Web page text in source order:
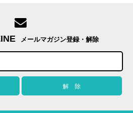
メールマガジン登録・解除